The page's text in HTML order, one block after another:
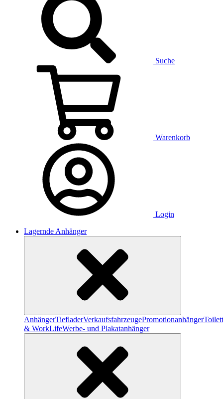
Suche
Warenkorb
Login
Lagernde Anhänger
AnhängerTiefladerVerkaufsfahrzeugePromotionanhänger
& WorkLifeWerbe- und Plakatanhänger